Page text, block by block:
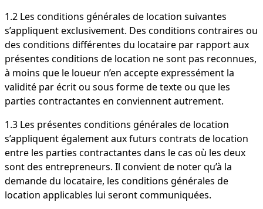
1.2 Les conditions générales de location suivantes
s’appliquent exclusivement. Des conditions contraires ou
des conditions différentes du locataire par rapport aux
présentes conditions de location ne sont pas reconnues,
à moins que le loueur n’en accepte expressément la
validité par écrit ou sous forme de texte ou que les
parties contractantes en conviennent autrement.
1.3 Les présentes conditions générales de location
s’appliquent également aux futurs contrats de location
entre les parties contractantes dans le cas où les deux
sont des entrepreneurs. Il convient de noter qu’à la
demande du locataire, les conditions générales de
location applicables lui seront communiquées.